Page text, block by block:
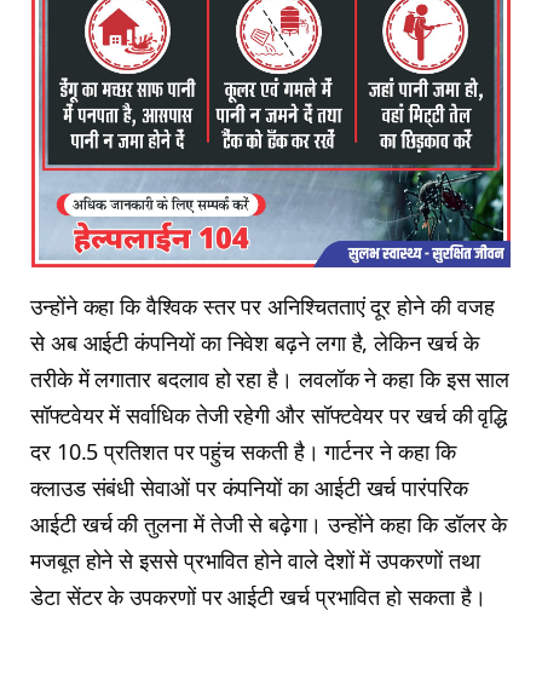
उन्होंने कहा कि वैश्विक स्तर पर अनिश्चितताएं दूर होने की वजह
से अब आईटी कंपनियों का निवेश बढ़ने लगा है, लेकिन खर्च के
तरीके में लगातार बदलाव हो रहा है। लवलॉक ने कहा कि इस साल
सॉफ्टवेयर में सर्वाधिक तेजी रहेगी और सॉफ्टवेयर पर खर्च की वृद्धि
दर 10.5 प्रतिशत पर पहुंच सकती है। गार्टनर ने कहा कि
क्लाउड संबंधी सेवाओं पर कंपनियों का आईटी खर्च पारंपरिक
आईटी खर्च की तुलना में तेजी से बढ़ेगा। उन्होंने कहा कि डॉलर के
मजबूत होने से इससे प्रभावित होने वाले देशों में उपकरणों तथा
डेटा सेंटर के उपकरणों पर आईटी खर्च प्रभावित हो सकता है।